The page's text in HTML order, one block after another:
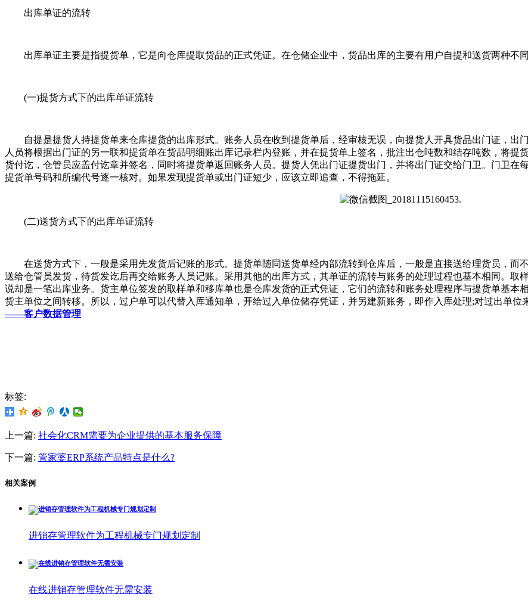
出库单证的流转
出库单证主要是指提货单，它是向仓库提取货品的正式凭证。在仓储企业中，货品出库的主要有用户自提和送货两种不同
(一)提货方式下的出库单证流转
自提是提货人持提货单来仓库提货的出库形式。账务人员在收到提货单后，经审核无误，向提货人开具货品出门证，出
人员将根据出门证的另一联和提货单在货品明细账出库记录栏内登账，并在提货单上签名，批注出仓吨数和结存吨数，将
货付讫，仓管员应盖付讫章并签名，同时将提货单返回账务人员。提货人凭出门证提货出门，并将出门证交给门卫。门卫在
提货单号码和所编代号逐一核对。如果发现提货单或出门证短少，应该立即追查，不得拖延。
(二)送货方式下的出库单证流转
在送货方式下，一般是采用先发货后记账的形式。提货单随同送货单经内部流转到仓库后，一般是直接送给理货员，而
送给仓管员发货，待货发讫后再交给账务人员记账。采用其他的出库方式，其单证的流转与账务的处理过程也基本相同。取
说却是一笔出库业务。货主单位签发的取样单和移库单也是仓库发货的正式凭证，它们的流转和账务处理程序与提货单基本
货主单位之间转移。所以，过户单可以代替入库通知单，开给过入单位储存凭证，并另建新账务，即作入库处理;对过出单位
——客户数据管理
标签:
上一篇: 社会化CRM需要为企业提供的基本服务保障
下一篇: 管家婆ERP系统产品特点是什么?
相关案例
进销存管理软件为工程机械专门规划定制
在线进销存管理软件无需安装